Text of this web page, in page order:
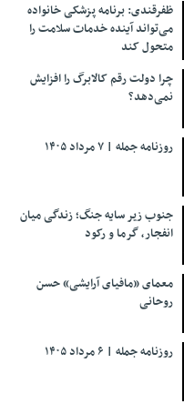
ظفرقندی: برنامه پزشکی خانواده
می‌تواند آینده خدمات سلامت را
متحول کند
چرا دولت رقم کالابرگ را افزایش
نمی‌دهد؟
روزنامه جمله | ۷ مرداد ۱۴۰۵
جنوب زیر سایه جنگ؛ زندگی میان
انفجار، گرما و رکود
معمای «مافیای آرایشی» حسن
روحانی
روزنامه جمله | ۶ مرداد ۱۴۰۵